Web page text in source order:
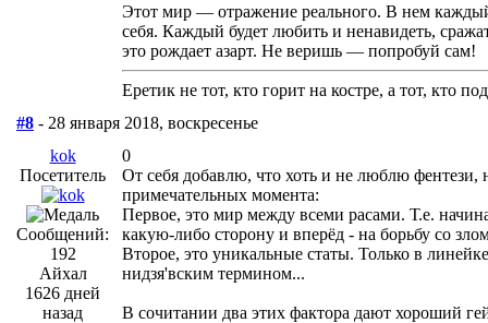
Этот мир — отражение реального. В нем
себя. Каждый будет любить и ненавидеть,
это рождает азарт. Не веришь — попробуй сам!
Еретик не тот, кто горит на костре, а тот, кто
#8 - 28 января 2018, воскресенье
kok
Посетитель
Сообщений:
192
Айхал
1626 дней
назад
0
От себя добавлю, что хоть и не люблю
примечательных момента:
Первое, это мир между всеми расами. Т.е.
какую-либо сторону и вперёд - на борьбу со
Второе, это уникальные статы. Только в
нидзя'вским термином...
В сочитании два этих фактора дают хороший